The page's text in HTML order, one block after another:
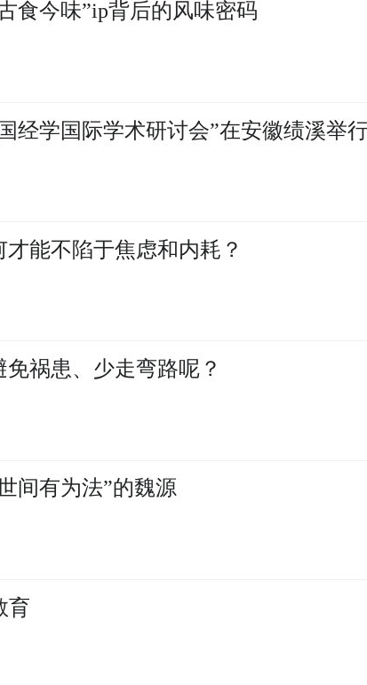
食今味”ip背后的风味密码
学国际学术研讨会”在安徽绩溪举
能不陷于焦虑和内耗？
祸患、少走弯路呢？
间有为法”的魏源
育